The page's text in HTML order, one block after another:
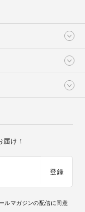
け！
登録
ルマガジンの配信に同意